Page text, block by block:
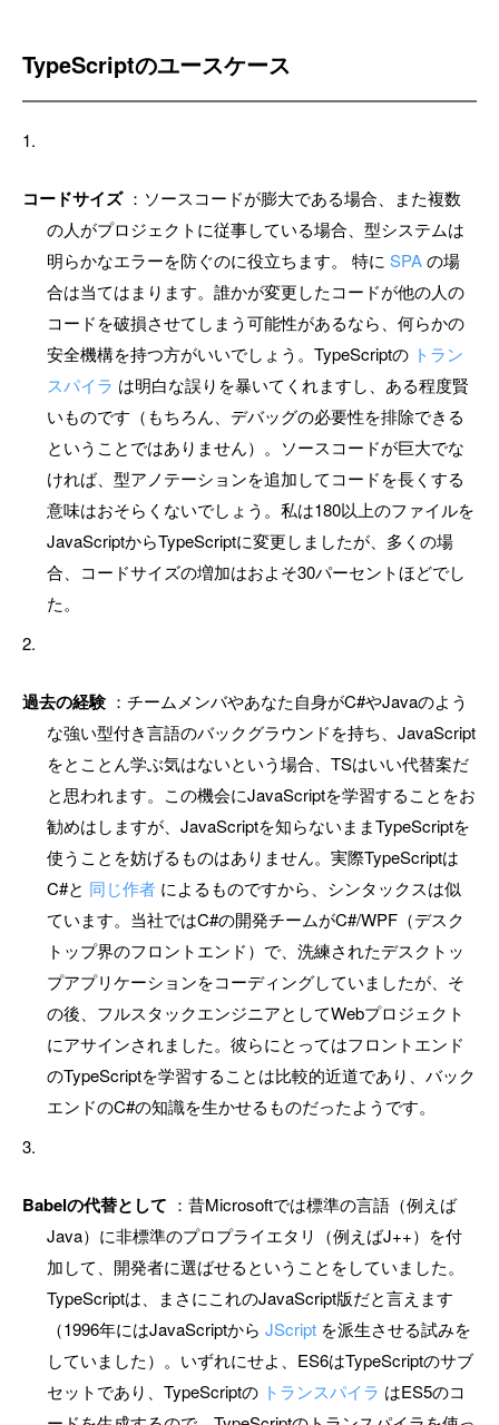
TypeScriptのユースケース
コードサイズ：ソースコードが膨大である場合、また複数
の人がプロジェクトに従事している場合、型システムは
明らかなエラーを防ぐのに役立ちます。 特にSPAの場
合は当てはまります。誰かが変更したコードが他の人の
コードを破損させてしまう可能性があるなら、何らかの
安全機構を持つ方がいいでしょう。TypeScriptの トラン
スパイラ は明白な誤りを暴いてくれますし、ある程度賢
いものです（もちろん、デバッグの必要性を排除できる
ということではありません）。ソースコードが巨大でな
ければ、型アノテーションを追加してコードを長くする
意味はおそらくないでしょう。私は180以上のファイルを
JavaScriptからTypeScriptに変更しましたが、多くの場
合、コードサイズの増加はおよそ30パーセントほどでし
た。
過去の経験：チームメンバやあなた自身がC#やJavaのよう
な強い型付き言語のバックグラウンドを持ち、JavaScript
をとことん学ぶ気はないという場合、TSはいい代替案だ
と思われます。この機会にJavaScriptを学習することをお
勧めはしますが、JavaScriptを知らないままTypeScriptを
使うことを妨げるものはありません。実際TypeScriptは
C#と 同じ作者 によるものですから、シンタックスは似
ています。当社ではC#の開発チームがC#/WPF（デスク
トップ界のフロントエンド）で、洗練されたデスクトッ
プアプリケーションをコーディングしていましたが、そ
の後、フルスタックエンジニアとしてWebプロジェクト
にアサインされました。彼らにとってはフロントエンド
のTypeScriptを学習することは比較的近道であり、バック
エンドのC#の知識を生かせるものだったようです。
Babelの代替として ：昔Microsoftでは標準の言語（例えば
Java）に非標準のプロプライエタリ（例えばJ++）を付
加して、開発者に選ばせるということをしていました。
TypeScriptは、まさにこれのJavaScript版だと言えます
（1996年にはJavaScriptからJScript を派生させる試みを
していました）。いずれにせよ、ES6はTypeScriptのサブ
セットであり、TypeScriptの トランスパイラ はES5のコ